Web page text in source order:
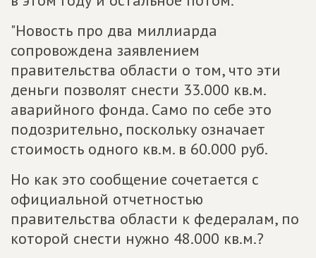
"Новость про два миллиарда
сопровождена заявлением
правительства области о том, что эти
деньги позволят снести 33.000 кв.м.
аварийного фонда. Само по себе это
подозрительно, поскольку означает
стоимость одного кв.м. в 60.000 руб.
Но как это сообщение сочетается с
официальной отчетностью
правительства области к федералам, по
которой снести нужно 48.000 кв.м.?